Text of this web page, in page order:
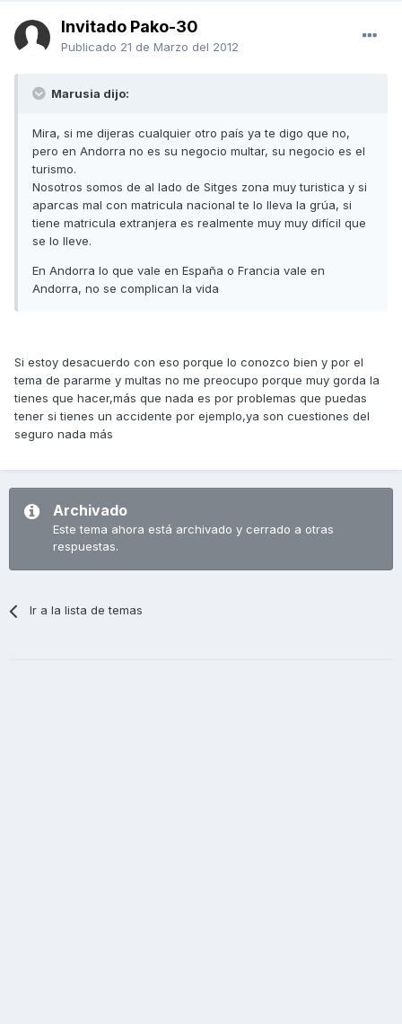
Invitado Pako-30
Publicado 21 de Marzo del 2012
Marusia dijo:
Mira, si me dijeras cualquier otro país ya te digo que no,
pero en Andorra no es su negocio multar, su negocio es el
turismo.
Nosotros somos de al lado de Sitges zona muy turistica y si
aparcas mal con matricula nacional te lo lleva la grúa, si
tiene matricula extranjera es realmente muy muy difícil que
se lo lleve.
En Andorra lo que vale en España o Francia vale en
Andorra, no se complican la vida
Si estoy desacuerdo con eso porque lo conozco bien y por el
tema de pararme y multas no me preocupo porque muy gorda la
tienes que hacer,más que nada es por problemas que puedas
tener si tienes un accidente por ejemplo,ya son cuestiones del
seguro nada más
Archivado
Este tema ahora está archivado y cerrado a otras
respuestas.
Ir a la lista de temas